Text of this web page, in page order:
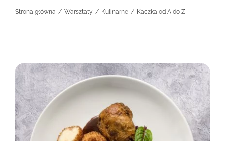
Strona główna Warsztaty Kulinarne Kaczka od A do Z